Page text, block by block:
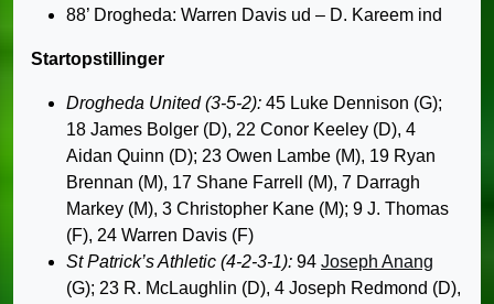
88’ Drogheda: Warren Davis ud – D. Kareem ind
Startopstillinger
Drogheda United (3-5-2): 45 Luke Dennison (G);
18 James Bolger (D), 22 Conor Keeley (D), 4
Aidan Quinn (D); 23 Owen Lambe (M), 19 Ryan
Brennan (M), 17 Shane Farrell (M), 7 Darragh
Markey (M), 3 Christopher Kane (M); 9 J. Thomas
(F), 24 Warren Davis (F)
St Patrick’s Athletic (4-2-3-1): 94 Joseph Anang
(G); 23 R. McLaughlin (D), 4 Joseph Redmond (D),